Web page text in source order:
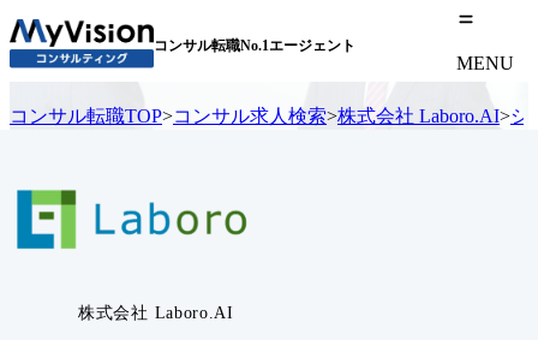
コンサル転職No.1エージェント
MENU
コンサル転職TOP>コンサル求人検索>株式会社 Laboro.AI>シ
株式会社 Laboro.AI